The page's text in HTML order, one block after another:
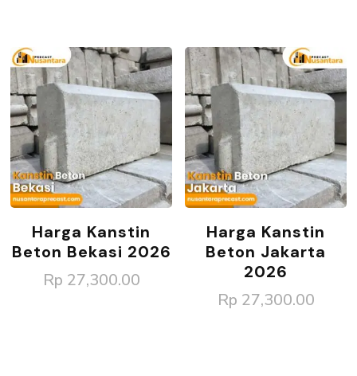
Harga Kanstin
Beton Bekasi 2026
Rp 27,300.00
Harga Kanstin
Beton Jakarta
2026
Rp 27,300.00